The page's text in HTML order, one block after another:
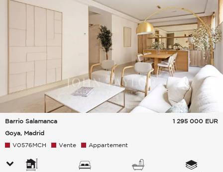
Barrio Salamanca
Goya, Madrid
1 295 000 EUR
V0576MCH Vente Appartement